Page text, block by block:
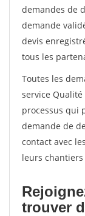
demandes de
demande
devis
tous les
Toutes les
service
processus qui
demande de
contact avec
leurs
trouver